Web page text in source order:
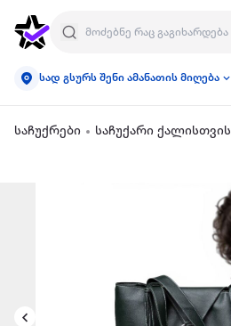
სად გსურს შენი ამანათის მიღება
საჩუქრები საჩუქარი ქალისთვის